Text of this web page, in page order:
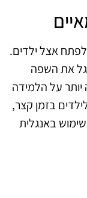
אצל ילדים.
את השפה
על הלמידה
בזמן קצר,
באנגלית